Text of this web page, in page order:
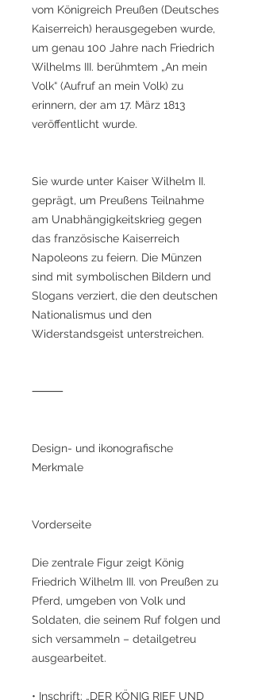
vom Königreich Preußen (Deutsches
Kaiserreich) herausgegeben wurde,
um genau 100 Jahre nach Friedrich
Wilhelms III. berühmtem „An mein
Volk“ (Aufruf an mein Volk) zu
erinnern, der am 17. März 1813
veröffentlicht wurde.
Sie wurde unter Kaiser Wilhelm II.
geprägt, um Preußens Teilnahme
am Unabhängigkeitskrieg gegen
das französische Kaiserreich
Napoleons zu feiern. Die Münzen
sind mit symbolischen Bildern und
Slogans verziert, die den deutschen
Nationalismus und den
Widerstandsgeist unterstreichen.
⸻
Design- und ikonografische
Merkmale
Vorderseite
Die zentrale Figur zeigt König
Friedrich Wilhelm III. von Preußen zu
Pferd, umgeben von Volk und
Soldaten, die seinem Ruf folgen und
sich versammeln – detailgetreu
ausgearbeitet.
• Inschrift: „DER KÖNIG RIEF UND